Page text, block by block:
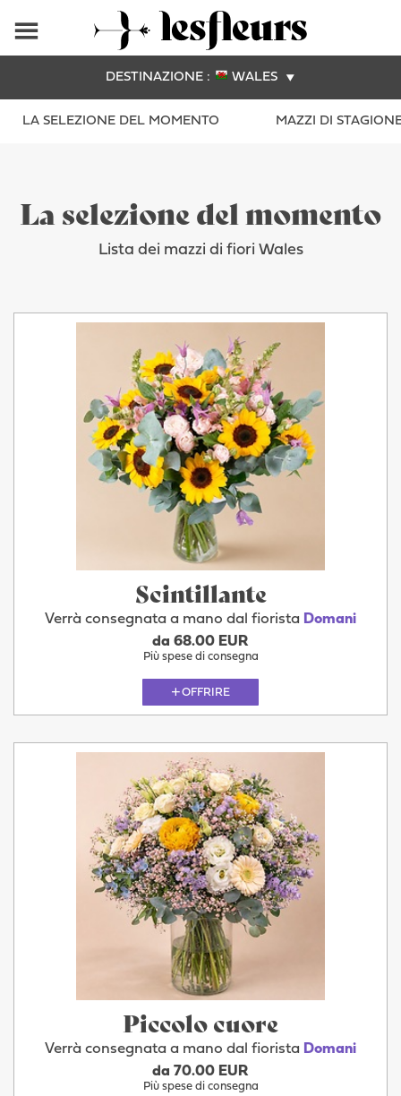
DESTINAZIONE : WALES
LA SELEZIONE DEL MOMENTO MAZZI DI
La selezione del momento
Lista dei mazzi di fiori Wales
Scintillante
Verrà consegnata a mano dal fiorista Domani
da 68.00 EUR
Più spese di consegna
OFFRIRE
Piccolo cuore
Verrà consegnata a mano dal fiorista Domani
da 70.00 EUR
Più spese di consegna